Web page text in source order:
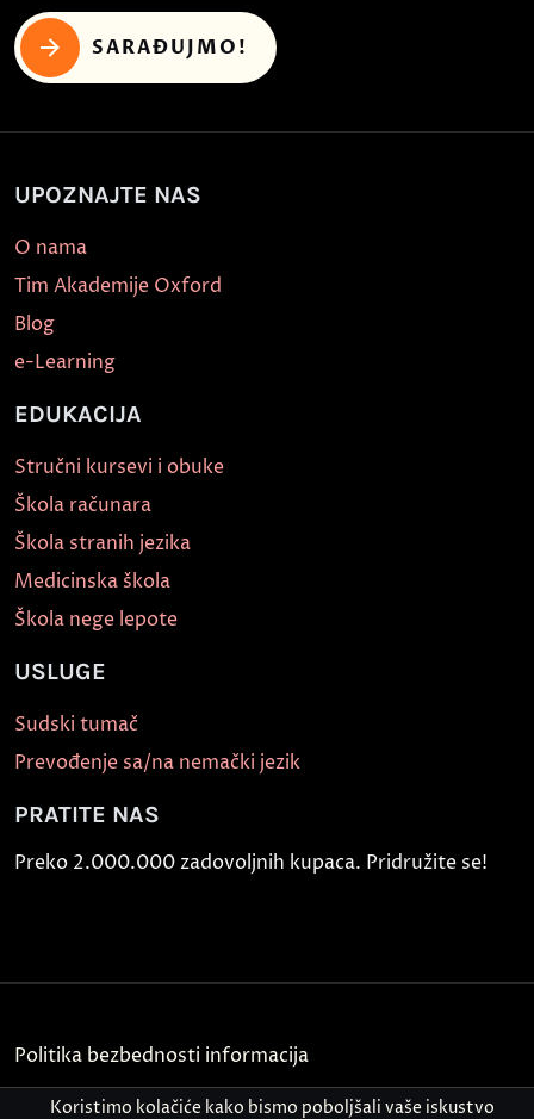
SARAĐUJMO!
UPOZNAJTE NAS
O nama
Tim Akademije Oxford
Blog
e-Learning
EDUKACIJA
Stručni kursevi i obuke
Škola računara
Škola stranih jezika
Medicinska škola
Škola nege lepote
USLUGE
Sudski tumač
Prevođenje sa/na nemački jezik
PRATITE NAS
Preko 2.000.000 zadovoljnih kupaca. Pridružite se!
Politika bezbednosti informacija
Kontakt
Koristimo kolačiće kako bismo poboljšali vaše iskustvo